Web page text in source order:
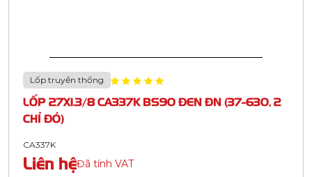
Lốp truyền thống
LỐP 27X1.3/8 CA337K BS90 ĐEN ĐN (37-630, 2
CHỈ ĐỎ)
CA337K
Liên hệĐã tính VAT